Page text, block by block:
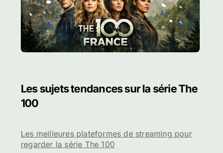
Les sujets tendances sur la série The
100
Les meilleures plateformes de streaming pour
regarder la série The 100